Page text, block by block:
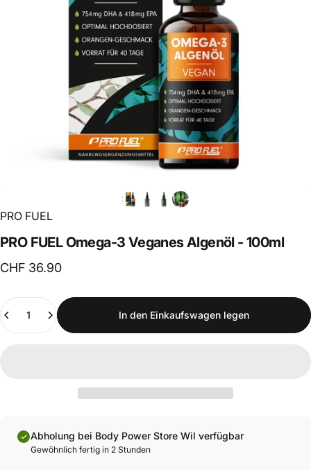
PRO FUEL
PRO FUELOmega-3 VeganesAlgenöl - 100ml
CHF 36.90
Anzahl
In den Einkaufswagen legen
Abholung bei Body Power Store Wil verfügbar
Gewöhnlich fertig in 2 Stunden